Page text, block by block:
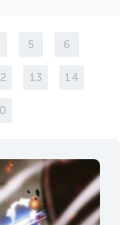
5 6
13 14